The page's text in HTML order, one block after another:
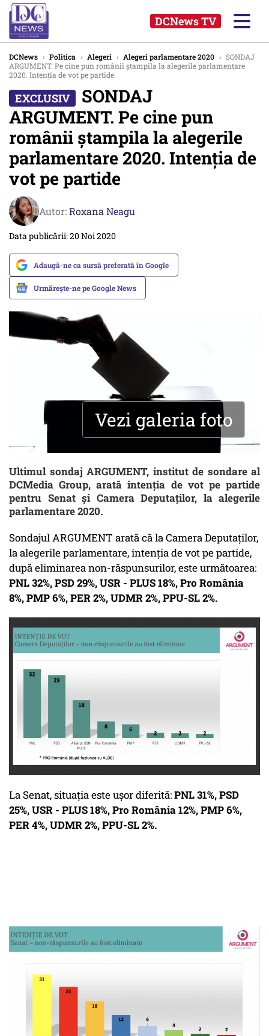
DCNews TV
DCNews › Politica › Alegeri › Alegeri parlamentare 2020 › SONDAJ
ARGUMENT. Pe cine pun românii ștampila la alegerile parlamentare
2020. Intenția de vot pe partide
SONDAJ
ARGUMENT. Pe cine pun
românii ștampila la alegerile
parlamentare 2020. Intenția de
vot pe partide
Autor:Roxana Neagu
Data publicării: 20 Noi 2020
Adaugă-ne ca sursă preferată în Google
Urmărește-ne pe Google News
Vezi galeria foto
Ultimul sondaj ARGUMENT, institut de sondare al
DCMedia Group, arată intenția de vot pe partide
pentru Senat și Camera Deputaților, la alegerile
parlamentare 2020.
Sondajul ARGUMENT arată că la Camera Deputaților,
la alegerile parlamentare, intenția de vot pe partide,
după eliminarea non-răspunsurilor, este următoarea:
PNL 32%, PSD 29%, USR - PLUS 18%, Pro România
8%, PMP 6%, PER 2%, UDMR 2%, PPU-SL 2%.
La Senat, situația este ușor diferită:PNL 31%, PSD
25%, USR - PLUS 18%, Pro România 12%, PMP 6%,
PER 4%, UDMR 2%, PPU-SL 2%.